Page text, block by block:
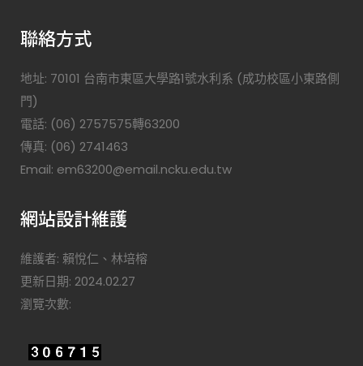
聯絡方式
地址: 70101 台南市東區大學路1號水利系 (成功校區小東路側
門)
電話: (06) 2757575轉63200
傳真: (06) 2741463
Email: em63200@email.ncku.edu.tw
網站設計維護
維護者: 賴悅仁、林培榕
更新日期: 2024.02.27
瀏覽次數: